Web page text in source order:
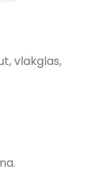
vlakglas,